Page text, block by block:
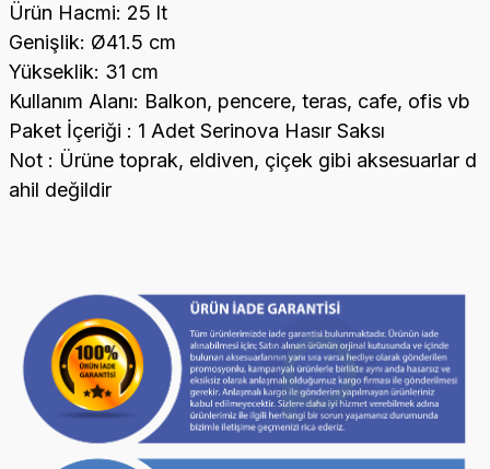
Ürün Hacmi: 25 lt
Genişlik: Ø41.5 cm
Yükseklik: 31 cm
Kullanım Alanı: Balkon, pencere, teras, cafe, ofis vb
Paket İçeriği : 1 Adet Serinova Hasır Saksı
Not : Ürüne toprak, eldiven, çiçek gibi aksesuarlar d
ahil değildir